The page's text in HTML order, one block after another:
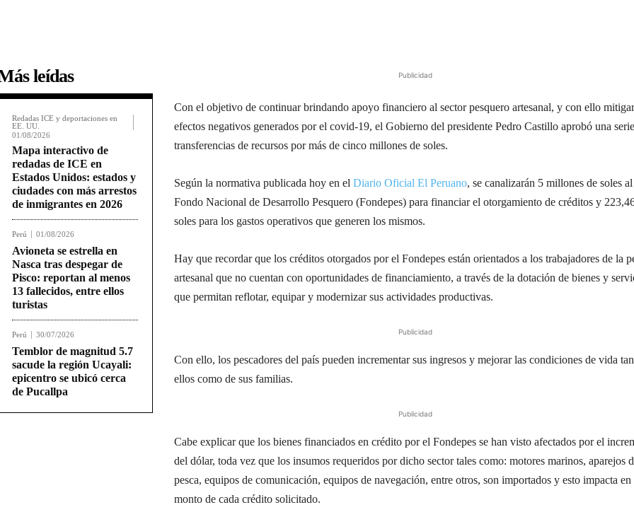
leídas
Redadas ICE y deportaciones en
EE. UU.
01/08/2026
Mapa interactivo de
redadas de ICE en
Estados Unidos: estados y
ciudades con más arrestos
de inmigrantes en 2026
Perú 01/08/2026
Avioneta se estrella en
Nasca tras despegar de
Pisco: reportan al menos
13 fallecidos, entre ellos
turistas
Perú 30/07/2026
Temblor de magnitud 5.7
sacude la región Ucayali:
epicentro se ubicó cerca
de Pucallpa
Publicidad
Con el objetivo de continuar brindando apoyo financiero al sector pesquero artesanal, y con ello
efectos negativos generados por el covid-19, el Gobierno del presidente Pedro Castillo aprobó una
transferencias de recursos por más de cinco millones de soles.
Según la normativa publicada hoy en el Diario Oficial El Peruano, se canalizarán 5 millones de soles al
Fondo Nacional de Desarrollo Pesquero (Fondepes) para financiar el otorgamiento de créditos y
soles para los gastos operativos que generen los mismos.
Hay que recordar que los créditos otorgados por el Fondepes están orientados a los trabajadores de la
artesanal que no cuentan con oportunidades de financiamiento, a través de la dotación de bienes y
que permitan reflotar, equipar y modernizar sus actividades productivas.
Publicidad
Con ello, los pescadores del país pueden incrementar sus ingresos y mejorar las condiciones de vida
ellos como de sus familias.
Publicidad
Cabe explicar que los bienes financiados en crédito por el Fondepes se han visto afectados por el
del dólar, toda vez que los insumos requeridos por dicho sector tales como: motores marinos, aparejos
pesca, equipos de comunicación, equipos de navegación, entre otros, son importados y esto impacta en
monto de cada crédito solicitado.